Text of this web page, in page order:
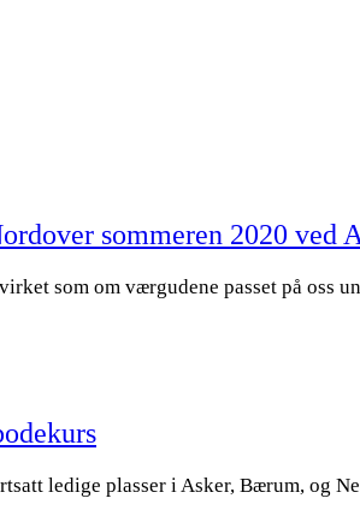
sommeren 2020 ved
som om værgudene passet på oss
ledige plasser i Asker, Bærum, og